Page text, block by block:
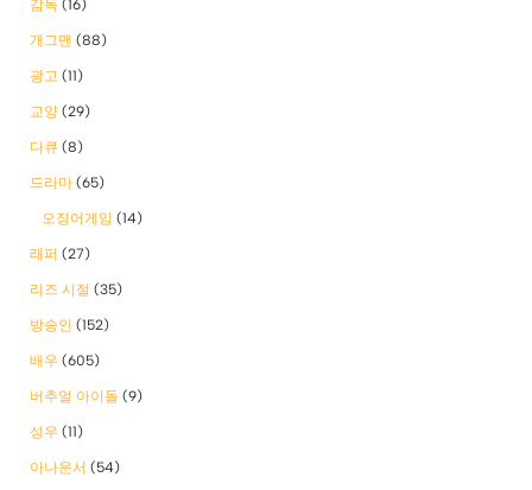
감독 (16)
개그맨 (88)
광고 (11)
교양 (29)
다큐 (8)
드라마 (65)
오징어게임 (14)
래퍼 (27)
리즈 시절 (35)
방송인 (152)
배우 (605)
버추얼 아이돌 (9)
성우 (11)
아나운서 (54)